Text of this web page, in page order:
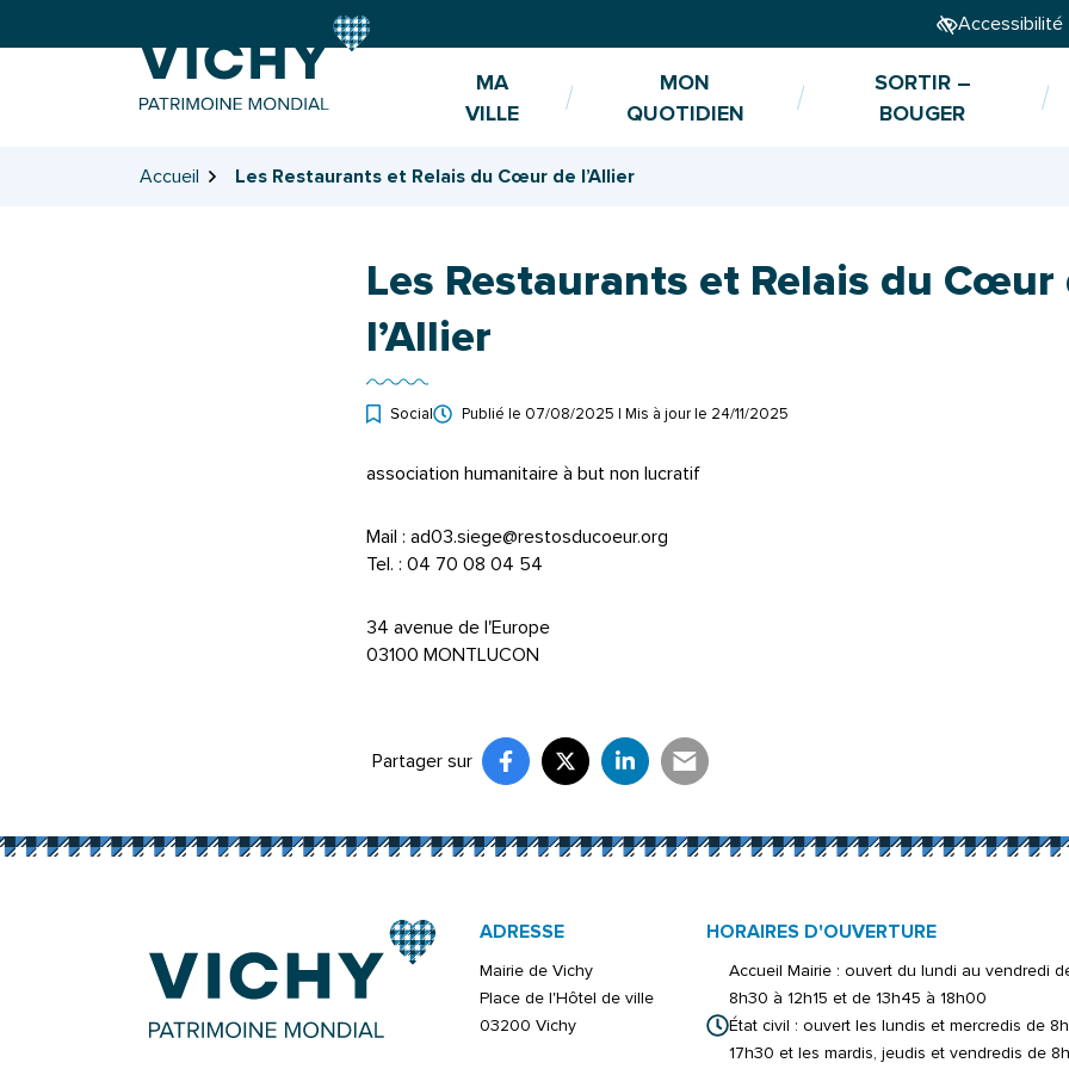
Accessibilité
MA
VILLE
MON
QUOTIDIEN
SORTIR –
BOUGER
Accueil Les Restaurants et Relais du Cœur de l’Allier
Les Restaurants et Relais du Cœur
l’Allier
Social Publié le 07/08/2025 | Mis à jour le 24/11/2025
association humanitaire à but non lucratif
Mail : ad03.siege@restosducoeur.org
Tel. : 04 70 08 04 54
34 avenue de l'Europe
03100 MONTLUCON
Partager sur Partager sur Facebook
(ouverture dans un nouvel onglet)
Partager sur X (Twitter)
(ouverture dans un nouvel onglet)
Partager sur LinkedIn
(ouverture dans un nouvel onglet)
Partager par e-mail
(ouverture dans un nouvel onglet)
ADRESSE
Mairie de Vichy
Place de l'Hôtel de ville
03200 Vichy
HORAIRES D'OUVERTURE
Accueil Mairie : ouvert du lundi au vendredi
8h30 à 12h15 et de 13h45 à 18h00
État civil : ouvert les lundis et mercredis de
17h30 et les mardis, jeudis et vendredis de